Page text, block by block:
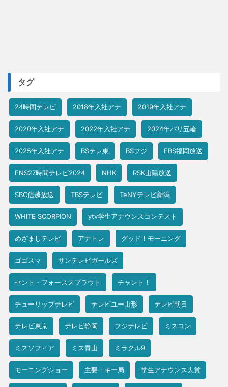
タグ
24時間テレビ 2018年入社アナ 2019年入社アナ
2020年入社アナ 2022年入社アナ 2024年パリ五輪
2025年入社アナ BSテレ東 BSフジ FBS福岡放送
FNS27時間テレビ2024 NHK RSK山陽放送
SBC信越放送 TBSテレビ TeNYテレビ新潟
WHITE SCORPION ytv学生アナウンスコンテスト
めざましテレビ アナトレ グッド！モーニング
ゴゴスマ サンテレビガールズ
セント・フォーススプラウト チャント！
チューリップテレビ テレビユー山形 テレビ朝日
テレビ東京 テレビ静岡 フジテレビ ミスコン
ミスソフィア ミス青山 ミラクル9
モーニングショー 主要・キー局 学生アナウンス大賞